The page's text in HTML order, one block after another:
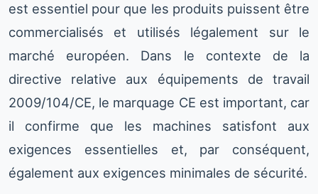
est essentiel pour que les produits puissent être
commercialisés et utilisés légalement sur le
marché européen. Dans le contexte de la
directive relative aux équipements de travail
2009/104/CE, le marquage CE est important, car
il confirme que les machines satisfont aux
exigences essentielles et, par conséquent,
également aux exigences minimales de sécurité.